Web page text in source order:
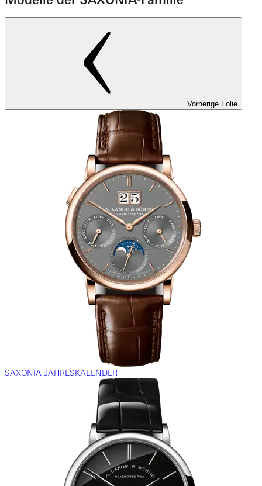
Vorherige Folie
SAXONIA JAHRESKALENDER